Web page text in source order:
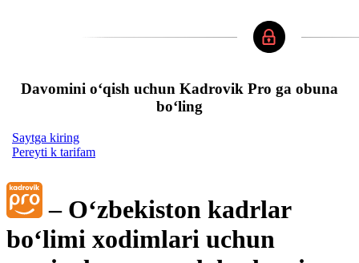
Davomini oʻqish uchun Kadrovik Pro ga obuna
boʻling
Saytga kiring
Pereyti k tarifam
– Oʻzbekiston kadrlar
boʻlimi хodimlari uchun